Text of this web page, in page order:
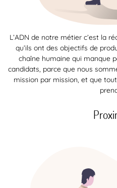
L’ADN de notre métier c’est la
qu’ils ont des objectifs de
chaîne humaine qui manque
candidats, parce que nous
mission par mission, et que